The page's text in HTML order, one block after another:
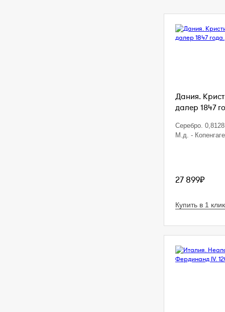
Дания.
далер 1847
Серебро.
М.д. -
27 899₽
Купить в 1 клик